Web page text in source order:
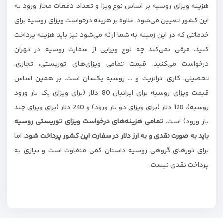
هزینه ویزای روسیه بر اساس نوع ویزا و تعداد دفعات مجاز ورود به
این کشور تعیین می‌شود. علاوه بر هزینه درخواست ویزای روسیه برای
خدماتی که در این زمینه به شما ارائه می‌شود نیز باید هزینه پرداخت
کنید. فرقی نمی‌کند چه نوع ویزایی از سفارت روسیه در تهران
درخواست می‌کنید، قیمت تمامی ویزای‌های توریستی، تجاری،
تحصیلی، کاری، ترانزیت و … روسیه یکسان است. بر همین اساس
قیمت ویزای روسیه برای ایرانیان 80 دلار (برای ویزای یک بار ورود
روسیه)، 128 دلار (برای ویزای دو بار ورود) و 240 دلار (برای ویزای چند
بار ورود) است.تمامی هزینههای درخواست ويزای توريستی روسيه
باید به صورت نقدی و به ارز دلار در سفارت این کشور پرداخت شود.اما
برای تورهای گروهی روسیه داستان کمی متفاوت است و نیازی به
پرداخت نقدی نیست.